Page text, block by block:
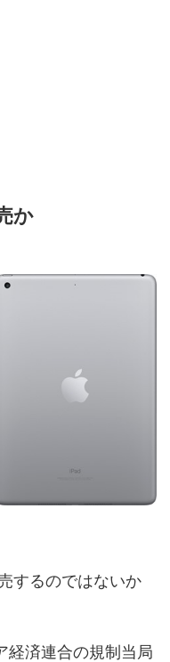
か
するのではないか
経済連合の規制当局